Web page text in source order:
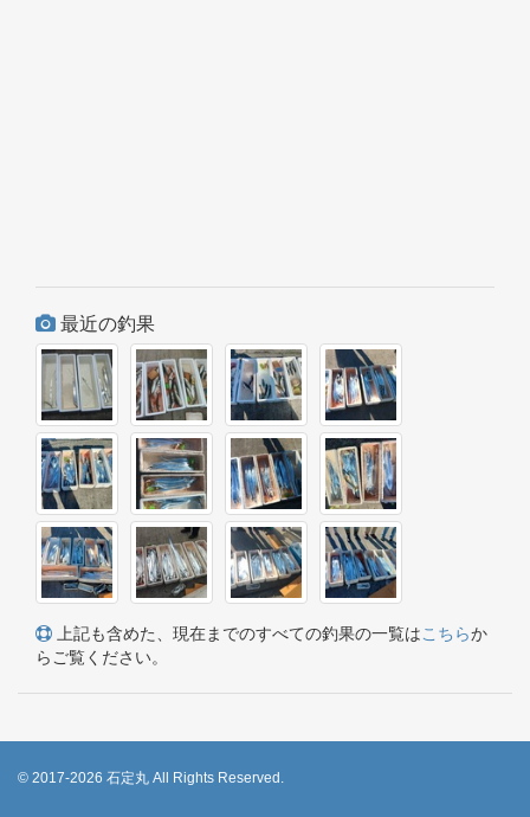
最近の釣果
上記も含めた、現在までのすべての釣果の一覧はこちらか
らご覧ください。
© 2017-2026 石定丸 All Rights Reserved.